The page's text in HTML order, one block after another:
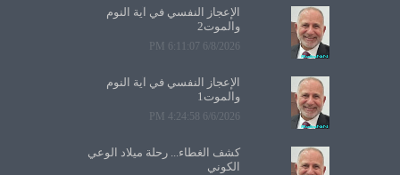
الإعجاز النفسي في آية النوم
والموت2
6/8/2026 6:11:07 PM
الإعجاز النفسي في آية النوم
والموت1
6/6/2026 4:24:58 PM
كشف الغطاء... رحلة ميلاد الوعي
الكوني